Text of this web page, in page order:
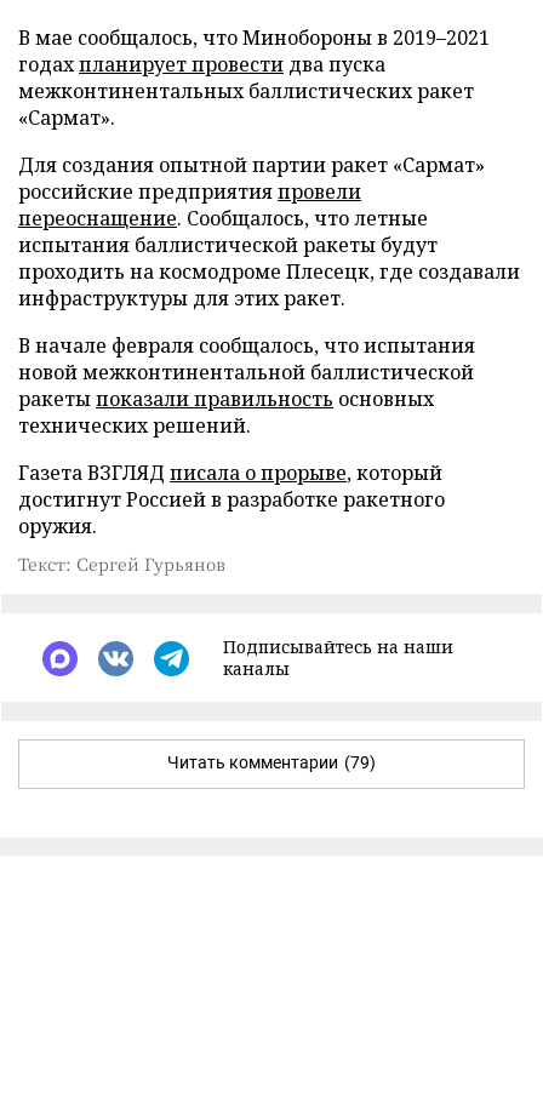
В мае сообщалось, что Минобороны в 2019–2021
годахпланирует провести два пуска
межконтинентальных баллистических ракет
«Сармат».
Для создания опытной партии ракет «Сармат»
российские предприятияпровели
переоснащение. Сообщалось, что летные
испытания баллистической ракеты будут
проходить на космодроме Плесецк, где создавали
инфраструктуры для этих ракет.
В начале февраля сообщалось, что испытания
новой межконтинентальной баллистической
ракетыпоказали правильность основных
технических решений.
Газета ВЗГЛЯД писала о прорыве, который
достигнут Россией в разработке ракетного
оружия.
Текст: Сергей Гурьянов
Подписывайтесь на наши
каналы
Читать комментарии (79)